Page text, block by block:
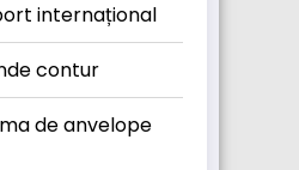
internațional
contur
de anvelope